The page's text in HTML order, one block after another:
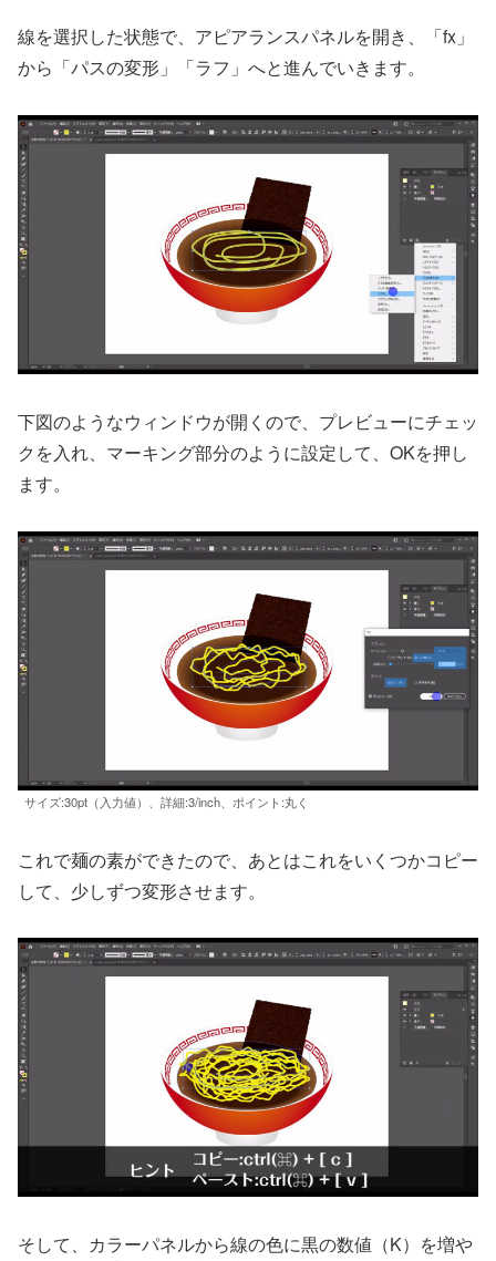
線を選択した状態で、アピアランスパネルを開き、「fx」
から「パスの変形」「ラフ」へと進んでいきます。
下図のようなウィンドウが開くので、プレビューにチェッ
クを入れ、マーキング部分のように設定して、OKを押し
ます。
サイズ:30pt（入力値）、詳細:3/inch、ポイント:丸く
これで麺の素ができたので、あとはこれをいくつかコピー
して、少しずつ変形させます。
そして、カラーパネルから線の色に黒の数値（K）を増や